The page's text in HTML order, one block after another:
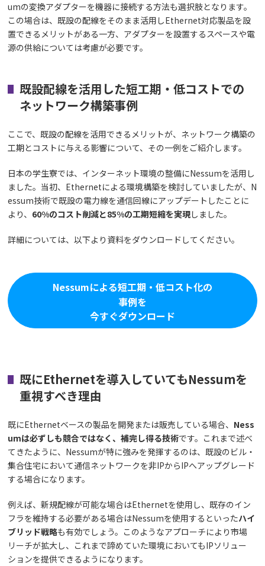
umの変換アダプターを機器に接続する方法も選択肢となります。
この場合は、既設の配線をそのまま活用しEthernet対応製品を設
置できるメリットがある一方、アダプターを設置するスペースや電
源の供給については考慮が必要です。
既設配線を活用した短工期・低コストでの
ネットワーク構築事例
ここで、既設の配線を活用できるメリットが、ネットワーク構築の
工期とコストに与える影響について、その一例をご紹介します。
日本の学生寮では、インターネット環境の整備にNessumを活用し
ました。当初、Ethernetによる環境構築を検討していましたが、N
essum技術で既設の電力線を通信回線にアップデートしたことに
より、 60%のコスト削減と85%の工期短縮を実現しました。
詳細については、以下より資料をダウンロードしてください。
Nessumによる短工期・低コスト化の
事例を
今すぐダウンロード
既にEthernetを導入していてもNessumを
重視すべき理由
既にEthernetベースの製品を開発または販売している場合、 Ness
umは必ずしも競合ではなく、補完し得る技術です。これまで述べ
てきたように、Nessumが特に強みを発揮するのは、既設のビル・
集合住宅において通信ネットワークを非IPからIPへアップグレード
する場合になります。
例えば、新規配線が可能な場合はEthernetを使用し、既存のイン
フラを維持する必要がある場合はNessumを使用するといったハイ
ブリッド戦略も有効でしょう。このようなアプローチにより市場
リーチが拡大し、これまで諦めていた環境においてもIPソリュー
ションを提供できるようになります。